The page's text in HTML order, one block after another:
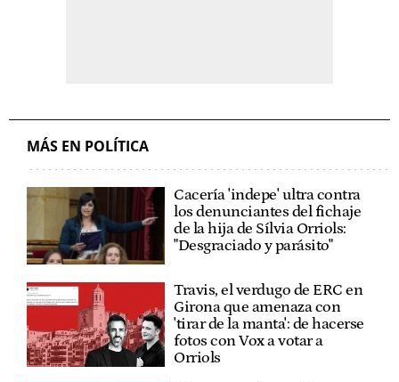
MÁS EN POLÍTICA
Cacería 'indepe' ultra contra
los denunciantes del fichaje
de la hija de Sílvia Orriols:
"Desgraciado y parásito"
Travis, el verdugo de ERC en
Girona que amenaza con
'tirar de la manta': de hacerse
fotos con Vox a votar a
Orriols